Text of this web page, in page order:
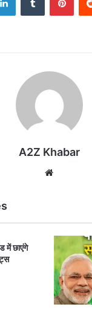
A2Z Khabar
में छाएंगे